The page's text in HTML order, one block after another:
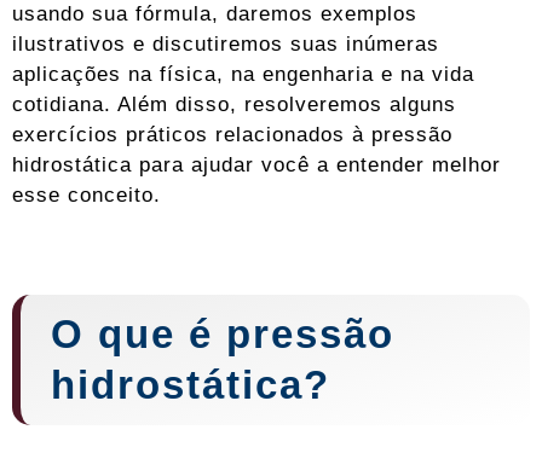
usando sua fórmula, daremos exemplos
ilustrativos e discutiremos suas inúmeras
aplicações na física, na engenharia e na vida
cotidiana. Além disso, resolveremos alguns
exercícios práticos relacionados à pressão
hidrostática para ajudar você a entender melhor
esse conceito.
O que é pressão
hidrostática?